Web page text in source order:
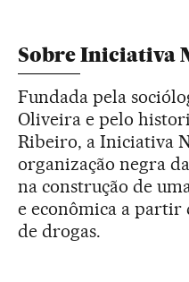
Sobre Iniciativa
Fundada pela
Oliveira e pelo
Ribeiro, a Iniciativa
organização negra
na construção de
e econômica a
de drogas.